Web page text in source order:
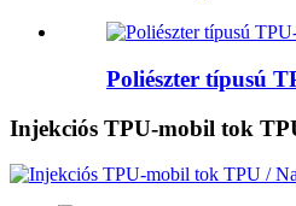
Poliészter típusú
Injekciós TPU-mobil tok